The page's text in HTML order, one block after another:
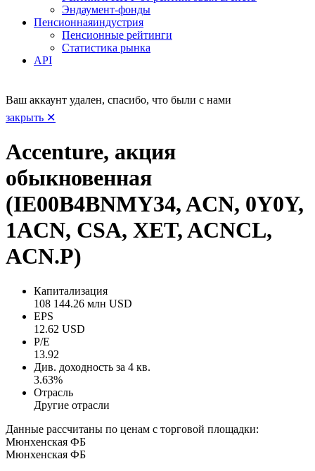
Эндаумент-фонды
Пенсионнаяиндустрия
Пенсионные рейтинги
Статистика рынка
API
Ваш аккаунт удален, спасибо, что были с нами
закрыть ✕
Accenture, акция
обыкновенная
(IE00B4BNMY34, ACN, 0Y0Y,
1ACN, CSA, XET, ACNCL,
ACN.P)
Капитализация
108 144.26 млн USD
EPS
12.62 USD
P/E
13.92
Див. доходность за 4 кв.
3.63%
Отрасль
Другие отрасли
Данные рассчитаны по ценам с торговой площадки:
Мюнхенская ФБ
Мюнхенская ФБ